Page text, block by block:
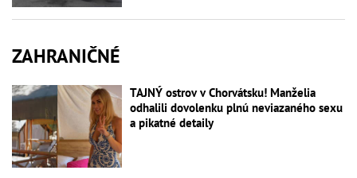
ZAHRANIČNÉ
TAJNÝ ostrov v Chorvátsku! Manželia
odhalili dovolenku plnú neviazaného sexu
a pikatné detaily